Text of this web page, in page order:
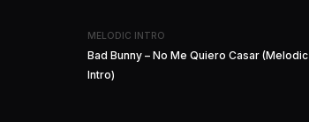
MELODIC INTRO
Bad Bunny – No Me Quiero Casar (Melodic
Intro)